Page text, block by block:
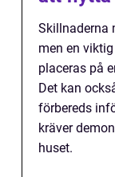
Skillnaderna
men en
placeras på
Det kan
förbereds
kräver
huset.